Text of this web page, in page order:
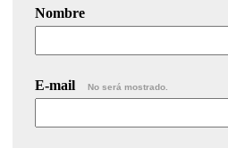
Nombre
E-mail No será mostrado.